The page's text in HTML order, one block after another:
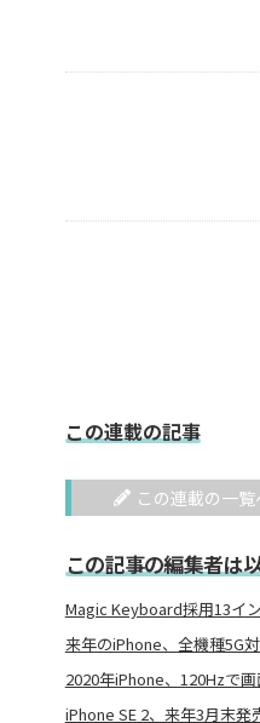
この連載の記事
この連載の一覧
この記事の編集者は
Magic Keyboard採用13イ
来年のiPhone、全機種5G
2020年iPhone、120Hzで
iPhone SE 2、来年3月末発